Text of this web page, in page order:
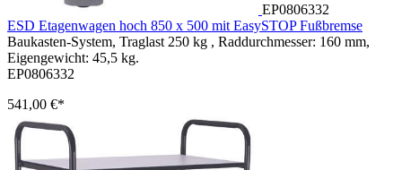
EP0806332
ESD Etagenwagen hoch 850 x 500 mit EasySTOP Fußbremse
Baukasten-System, Traglast 250 kg , Raddurchmesser: 160 mm,
Eigengewicht: 45,5 kg.
EP0806332
541,00 €*